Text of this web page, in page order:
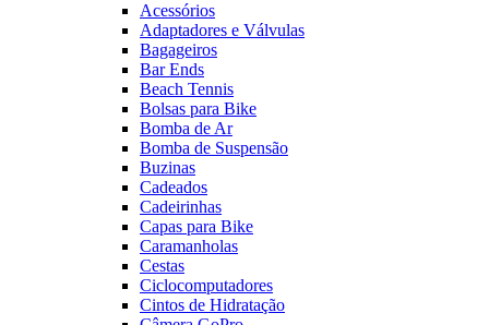
Acessórios
Adaptadores e Válvulas
Bagageiros
Bar Ends
Beach Tennis
Bolsas para Bike
Bomba de Ar
Bomba de Suspensão
Buzinas
Cadeados
Cadeirinhas
Capas para Bike
Caramanholas
Cestas
Ciclocomputadores
Cintos de Hidratação